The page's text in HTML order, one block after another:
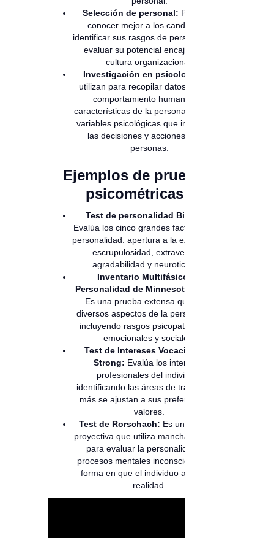
Selección de personal: Permiten
conocer mejor a los candidatos,
identificar sus rasgos de personalidad y
evaluar su potencial encaje con la
cultura organizacional.
Investigación en psicología:
utilizan para recopilar datos sobre el
comportamiento humano, las
características de la personalidad y las
variables psicológicas que influyen en
las decisiones y acciones de las
personas.
Ejemplos de pruebas
psicométricas:
Test de personalidad Big Five:
Evalúa los cinco grandes factores de la
personalidad: apertura a la experiencia,
escrupulosidad, extraversión,
agradabilidad y neuroticismo.
Inventario Multifásico de
Personalidad de Minnesota (MMPI):
Es una prueba extensa que mide
diversos aspectos de la personalidad,
incluyendo rasgos psicopatológicos,
emocionales y sociales.
Test de Intereses Vocacionales
Strong: Evalúa los intereses
profesionales del individuo,
identificando las áreas de trabajo que
más se ajustan a sus preferencias y
valores.
Test de Rorschach: Es una prueba
proyectiva que utiliza manchas de tinta
para evaluar la personalidad, los
procesos mentales inconscientes y la
forma en que el individuo afronta la
realidad.